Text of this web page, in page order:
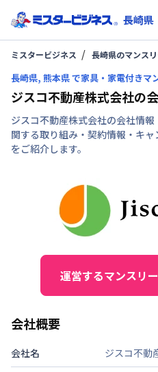
長崎県
ミスタービジネス 長崎県のマンス
長崎県, 熊本県 で家具・家電付きマ
ジスコ不動産株式会社の
ジスコ不動産株式会社の会社情
関する取り組み・契約情報・キ
をご紹介します。
運営するマンスリ
会社概要
会社名
ジスコ不動